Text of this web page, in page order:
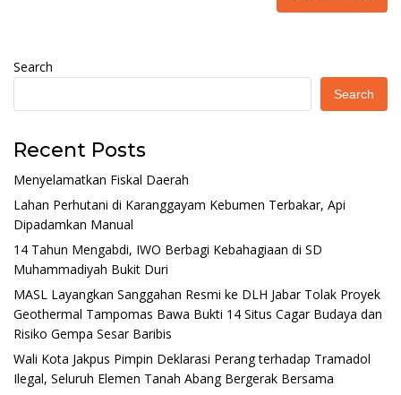
Search
Search
Recent Posts
Menyelamatkan Fiskal Daerah
Lahan Perhutani di Karanggayam Kebumen Terbakar, Api
Dipadamkan Manual
14 Tahun Mengabdi, IWO Berbagi Kebahagiaan di SD
Muhammadiyah Bukit Duri
MASL Layangkan Sanggahan Resmi ke DLH Jabar Tolak Proyek
Geothermal Tampomas Bawa Bukti 14 Situs Cagar Budaya dan
Risiko Gempa Sesar Baribis
Wali Kota Jakpus Pimpin Deklarasi Perang terhadap Tramadol
Ilegal, Seluruh Elemen Tanah Abang Bergerak Bersama